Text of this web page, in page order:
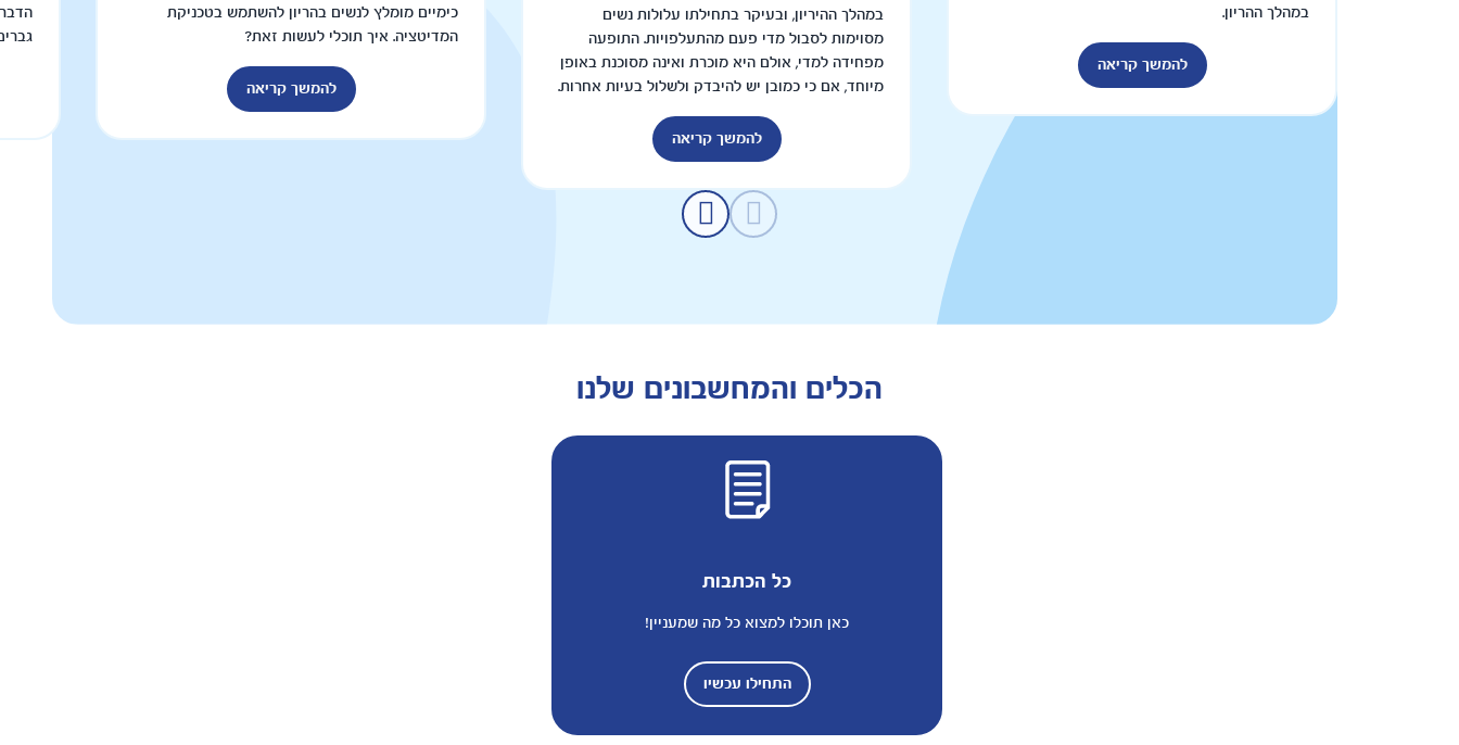
במהלך ההריון.
להמשך קריאה
במהלך ההיריון, ובעיקר בתחילתו עלולות נשים
מסוימות לסבול מדי פעם מהתעלפויות. התופעה
מפחידה למדי, אולם היא מוכרת ואינה מסוכנת באופן
מיוחד, אם כי כמובן יש להיבדק ולשלול בעיות אחרות.
להמשך קריאה
כימיים מומלץ לנשים בהריון להשתמש בטכניקת
המדיטציה. איך תוכלי לעשות זאת?
להמשך קריאה
הכלים והמחשבונים שלנו
כל הכתבות
כאן תוכלו למצוא כל מה שמעניין!
התחילו עכשיו